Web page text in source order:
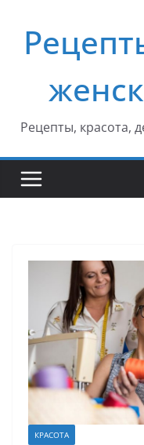
содержимому
Рецепты, красота,
КРАСОТА